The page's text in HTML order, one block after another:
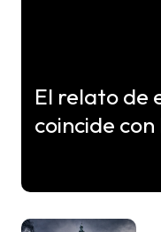
El relato de
coincide